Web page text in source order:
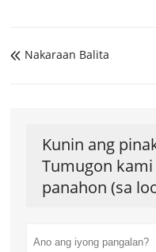
 Nakaraan Balita
Kunin ang
Tumugon
panahon (sa